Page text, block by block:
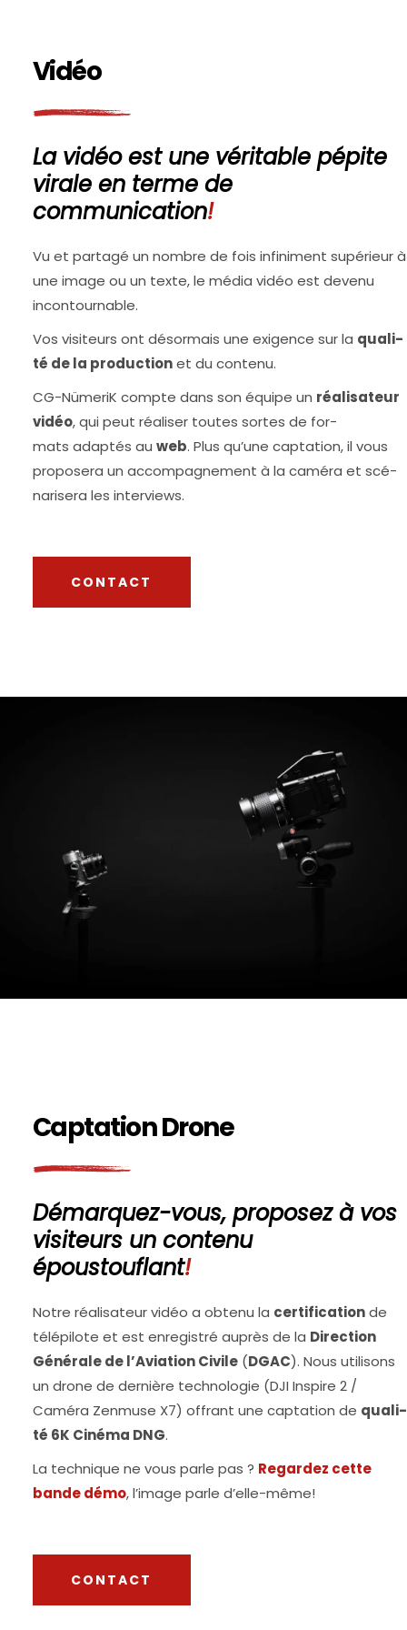
Vidéo
La vidéo est une véritable pépite
virale en terme de
communication!
Vu et par­ta­gé un nombre de fois infi­ni­ment supé­rieur à
une image ou un texte, le média vidéo est deve­nu
incontournable.
Vos visi­teurs ont désor­mais une exi­gence sur la qua­li­
té de la pro­duc­tionet du contenu.
CG-Nüme­riK compte dans son équipe un réa­li­sa­teur
vidéo, qui peut réa­li­ser toutes sortes de for­
mats adap­tés au web. Plus qu’une cap­ta­tion, il vous
pro­po­se­ra un accom­pa­gne­ment à la camé­ra et scé­
na­ri­se­ra les interviews.
CONTACT
Captation Drone
Démarquez-vous, proposez à vos
visiteurs un contenu
époustouflant!
Notre réa­li­sa­teur vidéo a obte­nu la cer­ti­fi­ca­tionde
télé­pi­lote et est enre­gis­tré auprès de la Direc­tion
Géné­rale de l’A­via­tion Civile(DGAC). Nous uti­li­sons
un drone de der­nière tech­no­lo­gie (DJI Ins­pire 2 /
Camé­ra Zen­muse X7) offrant une cap­ta­tion de qua­li­
té 6K Ciné­ma DNG.
La tech­nique ne vous parle pas ? Regar­dez cette
bande démo, l’i­mage parle d’elle-même!
CONTACT